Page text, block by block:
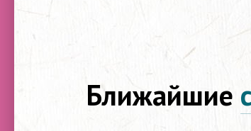
Ближайшие